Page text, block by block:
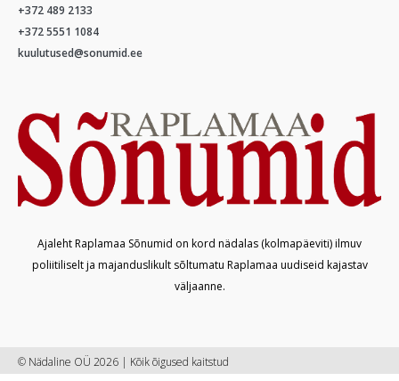
+372 489 2133
+372 5551 1084
kuulutused@sonumid.ee
Ajaleht Raplamaa Sõnumid on kord nädalas (kolmapäeviti) ilmuv
poliitiliselt ja majanduslikult sõltumatu Raplamaa uudiseid kajastav
väljaanne.
© Nädaline OÜ 2026 | Kõik õigused kaitstud